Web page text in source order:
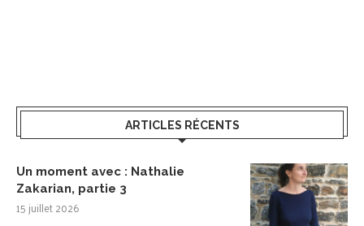
ARTICLES RÉCENTS
Un moment avec : Nathalie
Zakarian, partie 3
15 juillet 2026